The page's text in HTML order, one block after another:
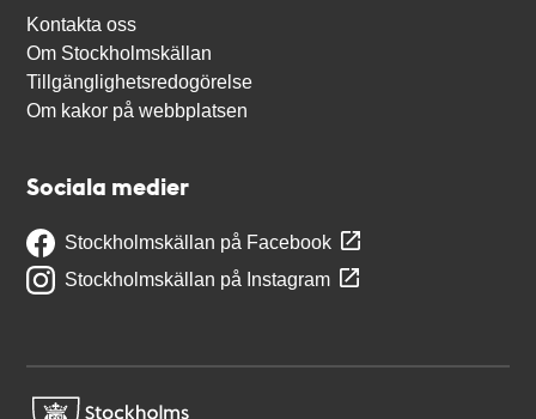
Kontakta oss
Om Stockholmskällan
Tillgänglighetsredogörelse
Om kakor på webbplatsen
Sociala medier
Stockholmskällan på Facebook
Stockholmskällan på Instagram